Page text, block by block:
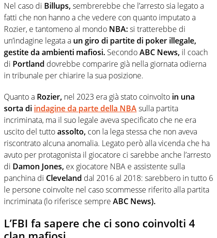
Nel caso di Billups,sembrerebbe che l’arresto sia legato a
fatti che non hanno a che vedere con quanto imputato a
Rozier, e tantomeno al mondo NBA:si tratterebbe di
un’indagine legata a un giro di partite di poker illegale,
gestite da ambienti mafiosi. SecondoABC News, il coach
di Portland dovrebbe comparire già nella giornata odierna
in tribunale per chiarire la sua posizione.
Quanto a Rozier, nel 2023 era già stato coinvolto in una
sorta di indagine da parte della NBAsulla partita
incriminata, ma il suo legale aveva specificato che ne era
uscito del tuttoassolto, con la lega stessa che non aveva
riscontrato alcuna anomalia. Legato però alla vicenda che ha
avuto per protagonista il giocatore ci sarebbe anche l’arresto
di Damon Jones, ex giocatore NBA e assistente sulla
panchina di Cleveland dal 2016 al 2018: sarebbero in tutto 6
le persone coinvolte nel caso scommesse riferito alla partita
incriminata (lo riferisce sempre ABC News).
L’FBI fa sapere che ci sono coinvolti 4